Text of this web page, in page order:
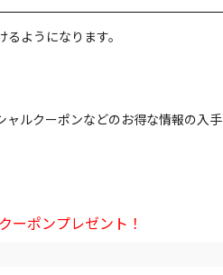
ようになります。
ャルクーポンなどのお得な情報の入手
ーポンプレゼント！